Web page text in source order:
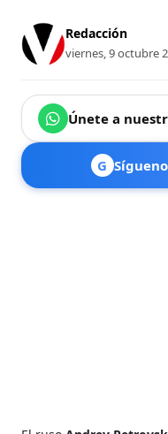
Redacción
viernes, 9 octubre
Únete a
G